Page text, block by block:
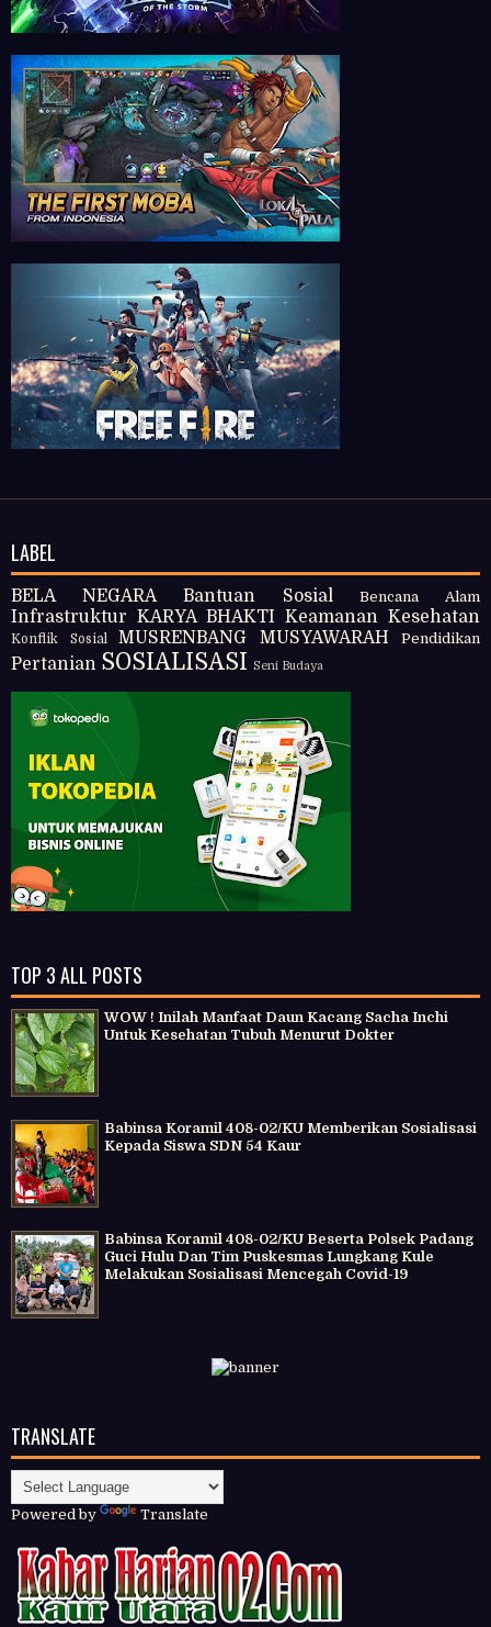
LABEL
BELA NEGARA Bantuan Sosial Bencana Alam
Infrastruktur KARYA BHAKTI Keamanan Kesehatan
Konflik Sosial MUSRENBANG MUSYAWARAH Pendidikan
Pertanian SOSIALISASI Seni Budaya
TOP 3 ALL POSTS
WOW ! Inilah Manfaat Daun Kacang Sacha Inchi
Untuk Kesehatan Tubuh Menurut Dokter
Babinsa Koramil 408-02/KU Memberikan Sosialisasi
Kepada Siswa SDN 54 Kaur
Babinsa Koramil 408-02/KU Beserta Polsek Padang
Guci Hulu Dan Tim Puskesmas Lungkang Kule
Melakukan Sosialisasi Mencegah Covid-19
TRANSLATE
Powered by Translate